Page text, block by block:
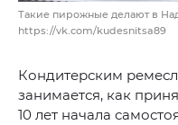
Такие пирожные делают в
https://vk.com/kudesnitsa89
Кондитерским
занимается, как
10 лет начала